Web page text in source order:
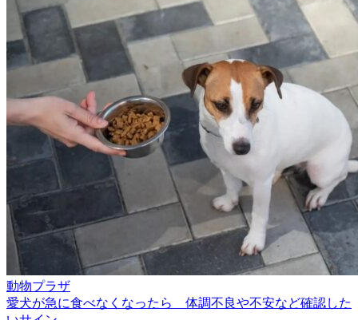
動物プラザ
愛犬が急に食べなくなったら 体調不良や不安など確認した